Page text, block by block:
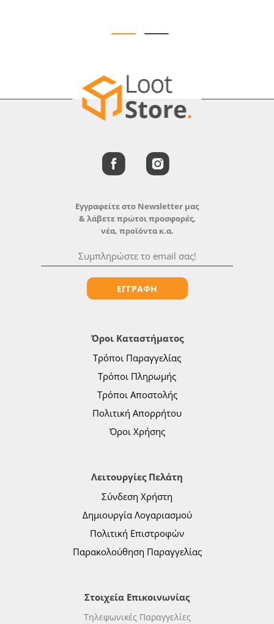
Όροι Καταστήματος
Τρόποι Παραγγελίας
Τρόποι Πληρωμής
Τρόποι Αποστολής
Πολιτική Απορρήτου
Όροι Χρήσης
Λειτουργίες Πελάτη
Σύνδεση Χρήστη
Δημιουργία Λογαριασμού
Πολιτική Επιστροφών
Παρακολούθηση Παραγγελίας
Στοιχεία Επικοινωνίας
Τηλεφωνικές Παραγγελίες
Εγγραφείτε στο Newsletter μας
& λάβετε πρώτοι προσφορές,
νέα, προϊόντα κ.α.
ΕΓΓΡΑΦΗ